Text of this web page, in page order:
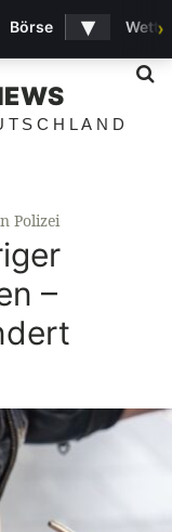
Polizei
–
Börse ▾ ›